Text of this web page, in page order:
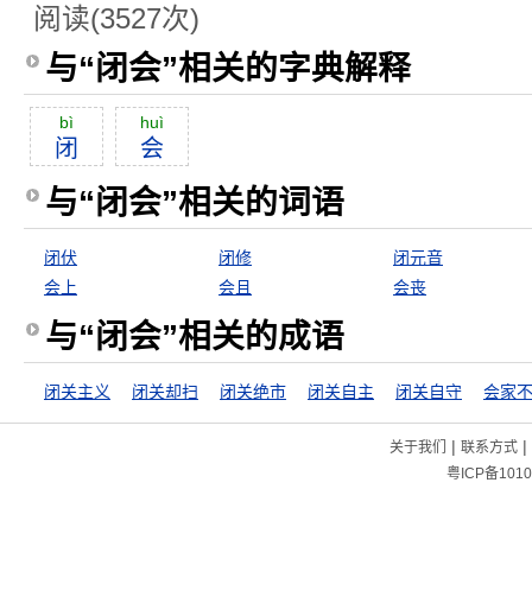
阅读(3527次)
与“闭会”相关的字典解释
bì
闭
huì
会
与“闭会”相关的词语
闭伏 闭修
闭元音
会上
会且 会丧
与“闭会”相关的成语
闭关主义 闭关却扫 闭关绝市 闭关自主 闭关自守 会家
关于我们 | 联系方式|
粤ICP备